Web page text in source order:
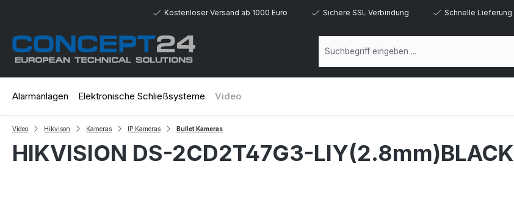
Kostenloser Versand ab 1000 Euro Sichere SSL Verbindung Schnelle Lieferung
Alarmanlagen Elektronische Schließsysteme Video
Video Hikvison Kameras IP Kameras Bullet Kameras
HIKVISION DS-2CD2T47G3-LIY(2.8mm)BLACK